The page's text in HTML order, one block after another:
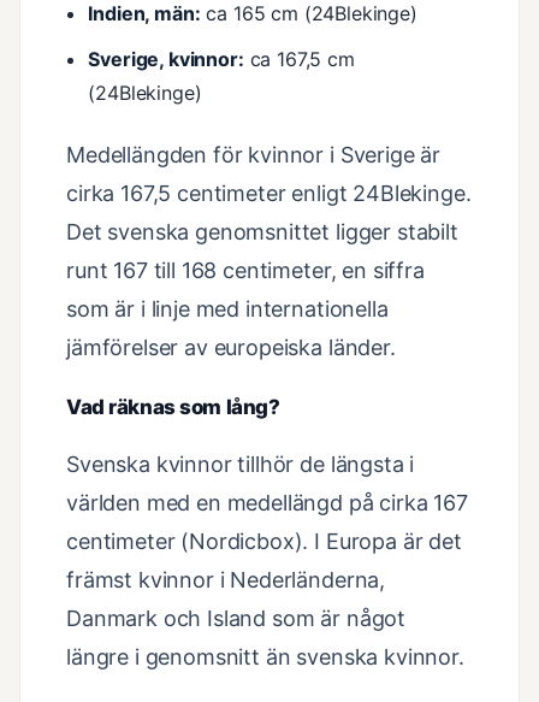
Indien, män: ca 165 cm (24Blekinge)
Sverige, kvinnor: ca 167,5 cm
(24Blekinge)
Medellängden för kvinnor i Sverige är
cirka 167,5 centimeter enligt 24Blekinge.
Det svenska genomsnittet ligger stabilt
runt 167 till 168 centimeter, en siffra
som är i linje med internationella
jämförelser av europeiska länder.
Vad räknas som lång?
Svenska kvinnor tillhör de längsta i
världen med en medellängd på cirka 167
centimeter (Nordicbox). I Europa är det
främst kvinnor i Nederländerna,
Danmark och Island som är något
längre i genomsnitt än svenska kvinnor.